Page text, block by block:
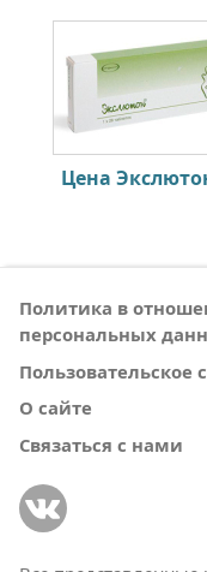
Цена
Политика в
персональных
Пользовательское
О сайте
Связаться с нами